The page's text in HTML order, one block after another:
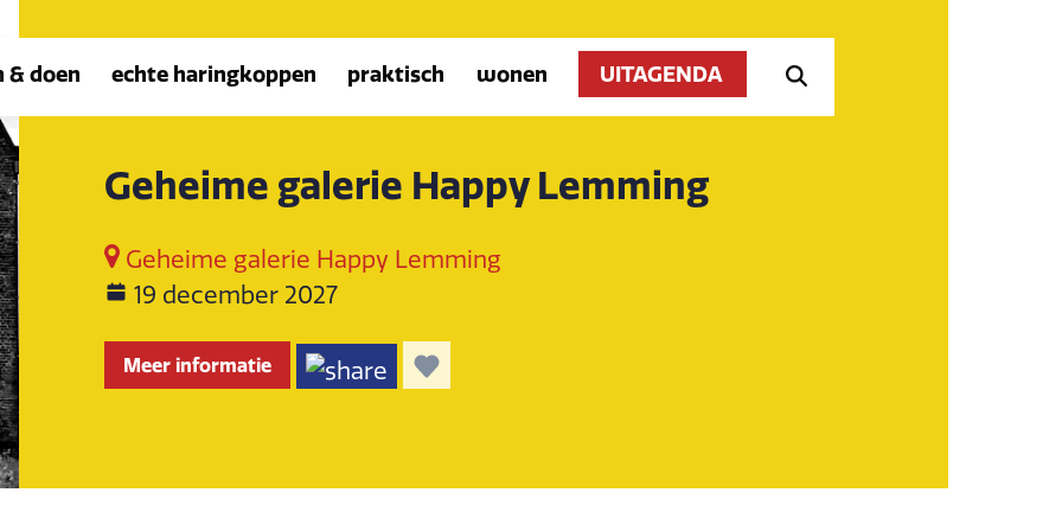
& doen echte haringkoppen praktisch wonen UITAGENDA
Geheime galerie Happy Lemming
Geheime galerie Happy Lemming
19 december 2027
Meer informatie